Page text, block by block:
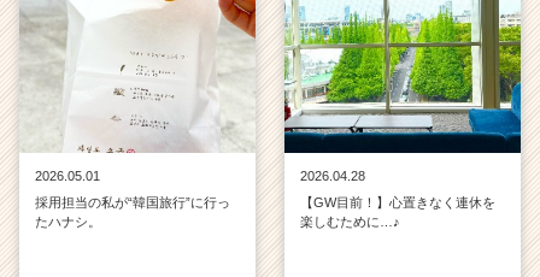
2026.05.01
採用担当の私が“韓国旅行”に行っ
たハナシ。
2026.04.28
【GW目前！】心置きなく連休を
楽しむために…♪